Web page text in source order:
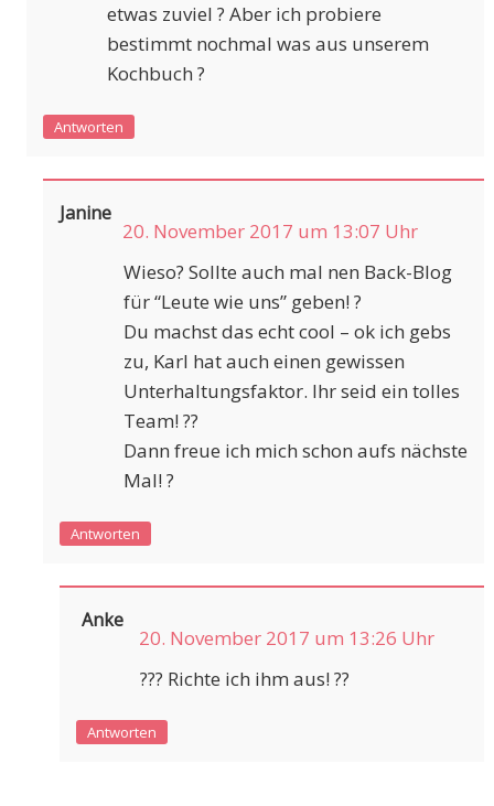
etwas zuviel ? Aber ich probiere
bestimmt nochmal was aus unserem
Kochbuch ?
Antworten
Janine
20. November 2017 um 13:07 Uhr
Wieso? Sollte auch mal nen Back-Blog
für “Leute wie uns” geben! ?
Du machst das echt cool – ok ich gebs
zu, Karl hat auch einen gewissen
Unterhaltungsfaktor. Ihr seid ein tolles
Team! ??
Dann freue ich mich schon aufs nächste
Mal! ?
Antworten
Anke
20. November 2017 um 13:26 Uhr
??? Richte ich ihm aus! ??
Antworten